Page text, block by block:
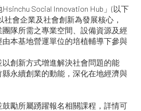
Social Innovation Hub」(以下
社會企業及社會創新為發展核心，
所需之專業空間、設備資源及經
本基地營運單位的培植輔導下參與
新方式增進解決社會問題的能
永續創業的動能，深化在地經濟與
勵所屬踴躍報名相關課程，詳情可